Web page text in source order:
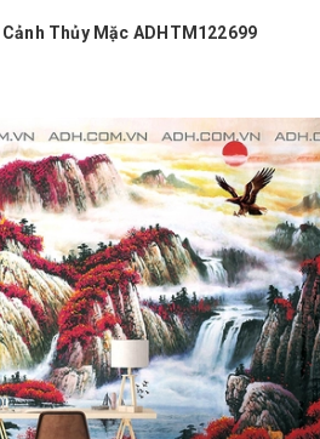
Thủy Mặc ADHTM122699